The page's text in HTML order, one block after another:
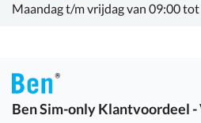
Maandag t/m vrijdag van 09:00
BenSim-only Klantvoordeel -